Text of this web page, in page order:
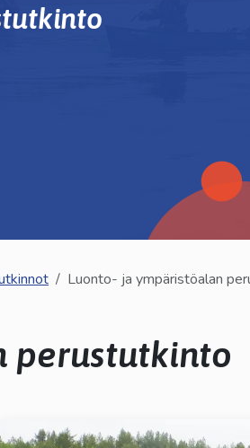
Luonto- ja ympäristöalan
perustutkinto